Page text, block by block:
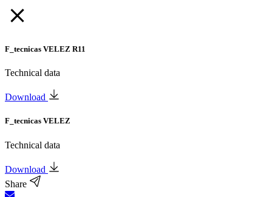
F_tecnicas VELEZ R11
Technical data
Download
F_tecnicas VELEZ
Technical data
Download
Share